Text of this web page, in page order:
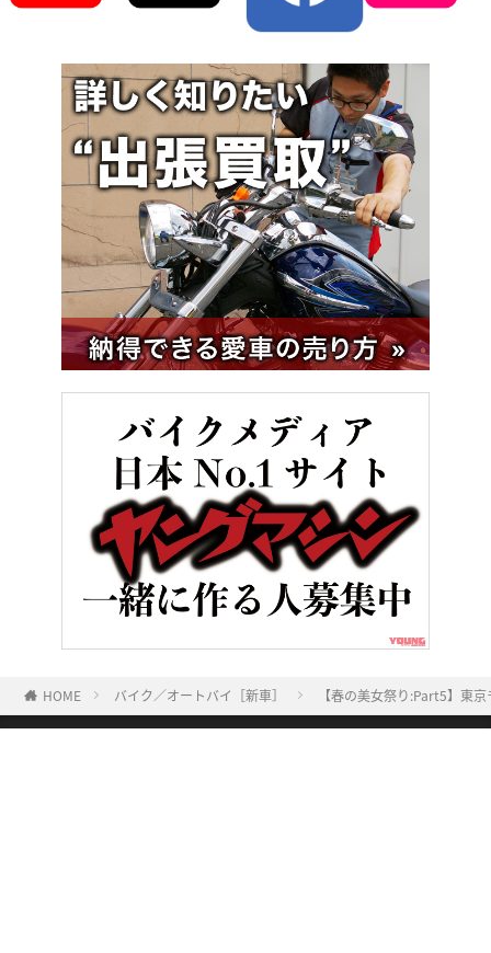
HOME バイク／オートバイ［新車］ 【春の美女祭り:Part5】東